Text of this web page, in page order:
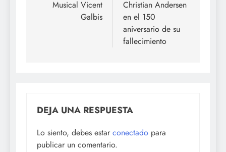
Musical Vicent
Galbis
Christian Andersen
en el 150
aniversario de su
fallecimiento
DEJA UNA RESPUESTA
Lo siento, debes estar conectado para
publicar un comentario.